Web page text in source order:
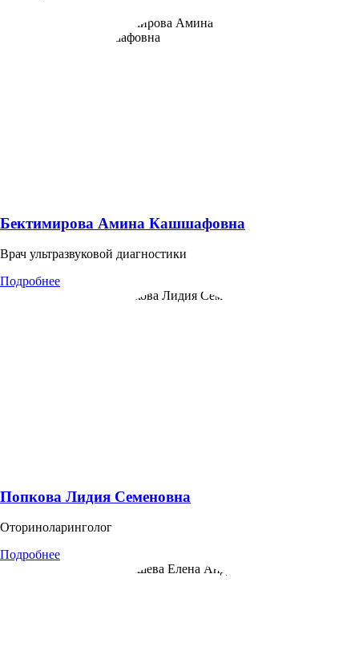
Бектимирова Амина Кашшафовна
Врач ультразвуковой диагностики
Подробнее
Попкова Лидия Семеновна
Оториноларинголог
Подробнее